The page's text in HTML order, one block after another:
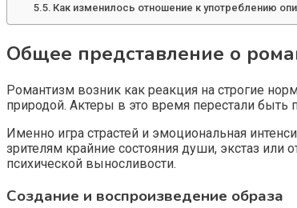
Как изменилось отношение к употреблению
Общее представление о
Романтизм возник как реакция на строгие
природой. Актеры в это время перестали быть
Именно игра страстей и эмоциональная
зрителям крайние состояния души, экстаз или
психической выносливости.
Создание и воспроизведение образа